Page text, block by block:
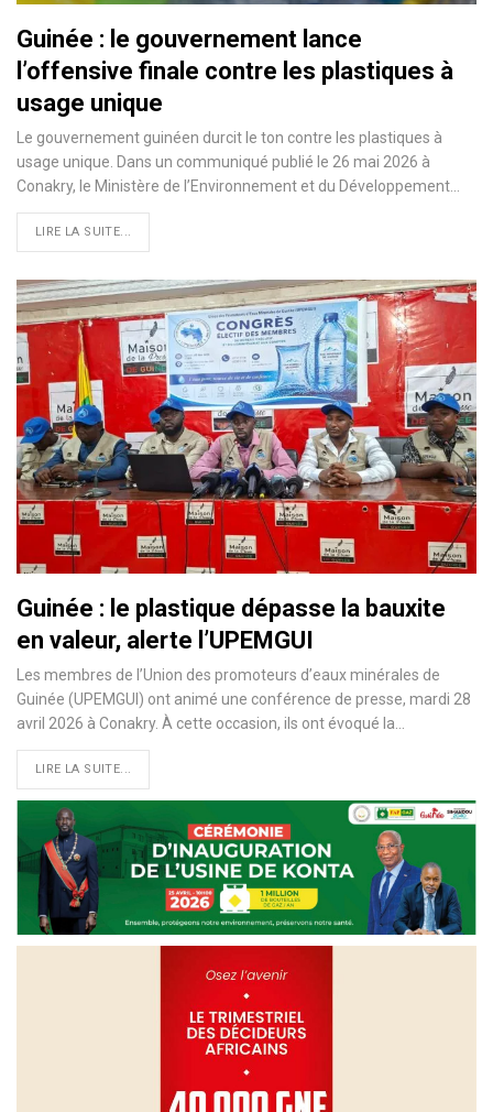
Guinée : le gouvernement lance
l’offensive finale contre les plastiques à
usage unique
Le gouvernement guinéen durcit le ton contre les plastiques à
usage unique. Dans un communiqué publié le 26 mai 2026 à
Conakry, le Ministère de l’Environnement et du Développement…
LIRE LA SUITE...
Guinée : le plastique dépasse la bauxite
en valeur, alerte l’UPEMGUI
Les membres de l’Union des promoteurs d’eaux minérales de
Guinée (UPEMGUI) ont animé une conférence de presse, mardi 28
avril 2026 à Conakry. À cette occasion, ils ont évoqué la…
LIRE LA SUITE...